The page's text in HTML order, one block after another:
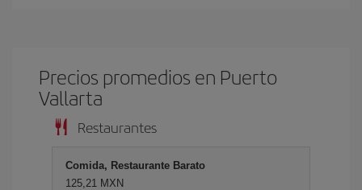
Precios promedios en Puerto
Vallarta
Restaurantes
Comida, Restaurante Barato
125,21 MXN